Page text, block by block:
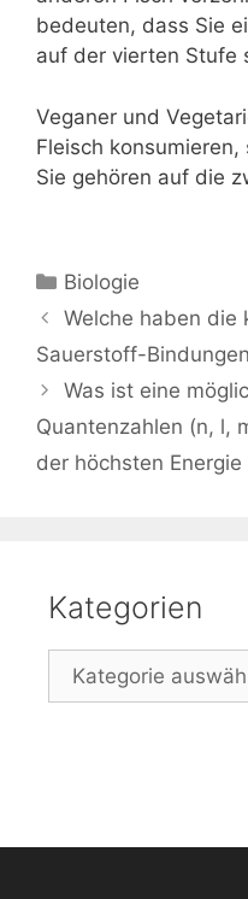
bedeuten, dass Sie
auf der vierten Stufe
Veganer und
Fleisch
Sie gehören auf die
Kategorien
Biologie
Beitrags-
Navigation
Welche haben die
Sauerstoff-Bindungen
Was ist eine
Quantenzahlen (n, l,
der höchsten Energie
Kategorien
Kategorien